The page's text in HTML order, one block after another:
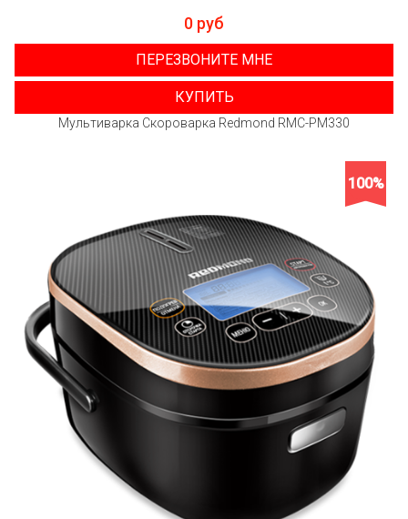
0 руб
ПЕРЕЗВОНИТЕ МНЕ
КУПИТЬ
Мультиварка Скороварка Redmond RMC-PM330
100%